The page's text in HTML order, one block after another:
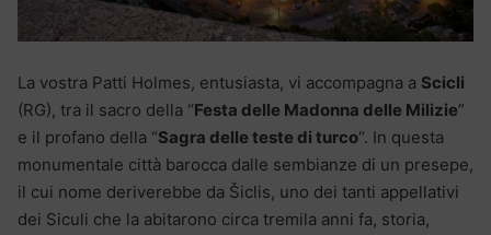
La vostra Patti Holmes, entusiasta, vi accompagna a Scicli
(RG), tra il sacro della “Festa delle Madonna delle Milizie”
e il profano della “Sagra delle teste di turco“. In questa
monumentale città barocca dalle sembianze di un presepe,
il cui nome deriverebbe da Šiclis, uno dei tanti appellativi
dei Siculi che la abitarono circa tremila anni fa, storia,